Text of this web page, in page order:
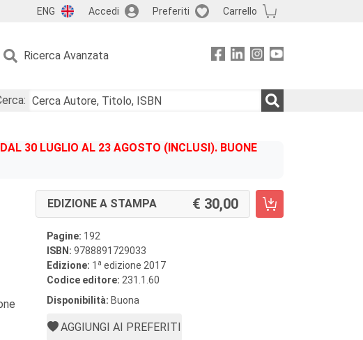
ENG Accedi Preferiti Carrello
Ricerca Avanzata
30 LUGLIO AL 23 AGOSTO (INCLUSI). BUONE
EDIZIONE A STAMPA 30,00
Pagine: 192
ISBN: 9788891729033
Edizione: 1 a edizione 2017
Codice editore: 231.1.60
Disponibilità: Buona
AGGIUNGI AI PREFERITI